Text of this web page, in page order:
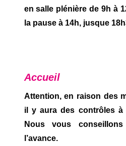
en salle plénière de 9h à
la pause à 14h, jusque
Accueil
Attention, en raison des
il y aura des contrôles à
Nous vous
l’avance.